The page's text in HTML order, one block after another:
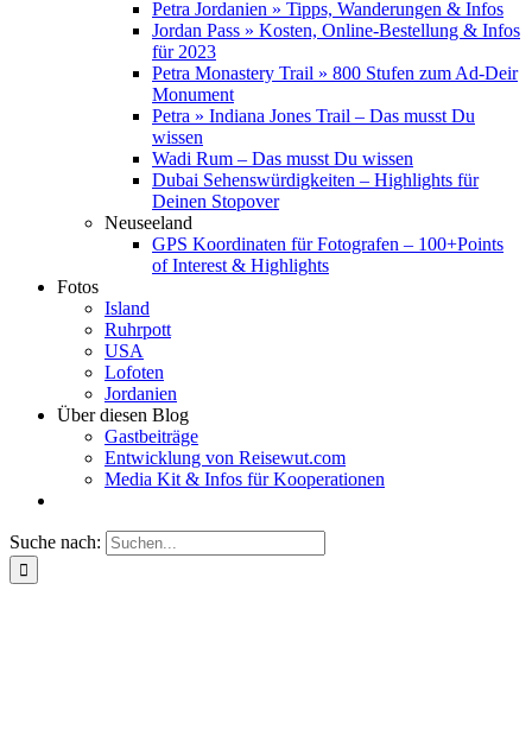
Petra Jordanien » Tipps, Wanderungen & Infos
Jordan Pass » Kosten, Online-Bestellung & Infos
für 2023
Petra Monastery Trail » 800 Stufen zum Ad-Deir
Monument
Petra » Indiana Jones Trail – Das musst Du
wissen
Wadi Rum – Das musst Du wissen
Dubai Sehenswürdigkeiten – Highlights für
Deinen Stopover
Neuseeland
GPS Koordinaten für Fotografen – 100+Points
of Interest & Highlights
Fotos
Island
Ruhrpott
USA
Lofoten
Jordanien
Über diesen Blog
Gastbeiträge
Entwicklung von Reisewut.com
Media Kit & Infos für Kooperationen
Suche nach: